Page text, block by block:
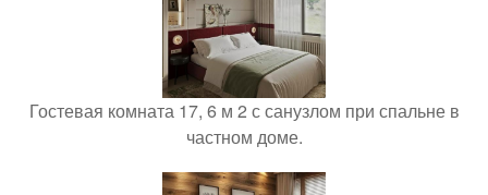
Гостевая комната 17, 6 м 2 с санузлом при спальне в
частном доме.